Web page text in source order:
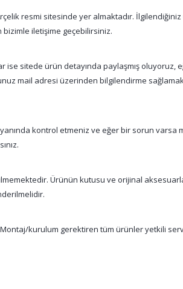
resmi sitesinde yer almaktadır. İlgilendiğiniz
bizimle iletişime geçebilirsiniz.
sitede ürün detayında paylaşmış oluyoruz,
mail adresi üzerinden bilgilendirme
kontrol etmeniz ve eğer bir sorun
Ürünün kutusu ve orijinal
Montaj/kurulum gerektiren tüm ürünler yetkili